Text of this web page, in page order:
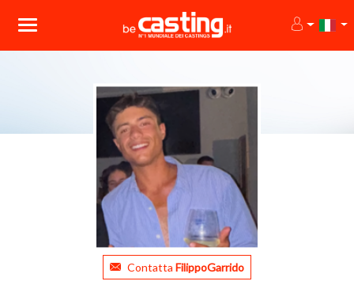
ContattaFilippoGarrido